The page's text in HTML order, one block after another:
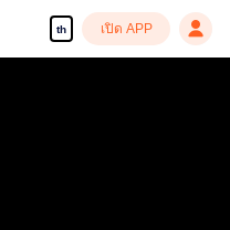
th เปิด APP